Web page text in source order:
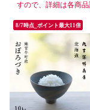
すので、詳細は各商品
8/7時点_ポイント最大11倍